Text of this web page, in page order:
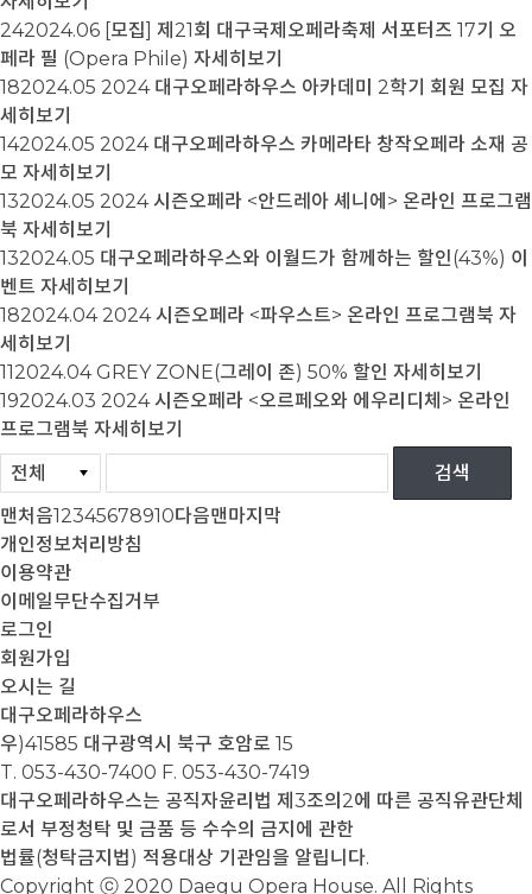
242024.06 [모집] 제21회 대구국제오페라축제 서포터즈 17기 오
페라 필 (Opera Phile) 자세히보기
182024.05 2024 대구오페라하우스 아카데미 2학기 회원 모집 자
세히보기
142024.05 2024 대구오페라하우스 카메라타 창작오페라 소재 공
모 자세히보기
132024.05 2024 시즌오페라 <안드레아 셰니에> 온라인 프로그램
북 자세히보기
132024.05 대구오페라하우스와 이월드가 함께하는 할인(43%) 이
벤트 자세히보기
182024.04 2024 시즌오페라 <파우스트> 온라인 프로그램북 자
세히보기
112024.04 GREY ZONE(그레이 존) 50% 할인 자세히보기
192024.03 2024 시즌오페라 <오르페오와 에우리디체> 온라인
프로그램북 자세히보기
맨처음12345678910다음맨마지막
개인정보처리방침
이용약관
이메일무단수집거부
로그인
회원가입
오시는 길
대구오페라하우스
우)41585 대구광역시 북구 호암로 15
T. 053-430-7400 F. 053-430-7419
대구오페라하우스는 공직자윤리법 제3조의2에 따른 공직유관단체
로서 부정청탁 및 금품 등 수수의 금지에 관한
법률(청탁금지법) 적용대상 기관임을 알립니다.
Copyright ⓒ 2020 Daegu Opera House. All Rights